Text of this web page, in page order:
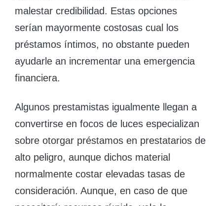
malestar credibilidad. Estas opciones
serían mayormente costosas cual los
préstamos íntimos, no obstante pueden
ayudarle an incrementar una emergencia
financiera.
Algunos prestamistas igualmente llegan a
convertirse en focos de luces especializan
sobre otorgar préstamos en prestatarios de
alto peligro, aunque dichos material
normalmente costar elevadas tasas de
consideración. Aunque, en caso de que